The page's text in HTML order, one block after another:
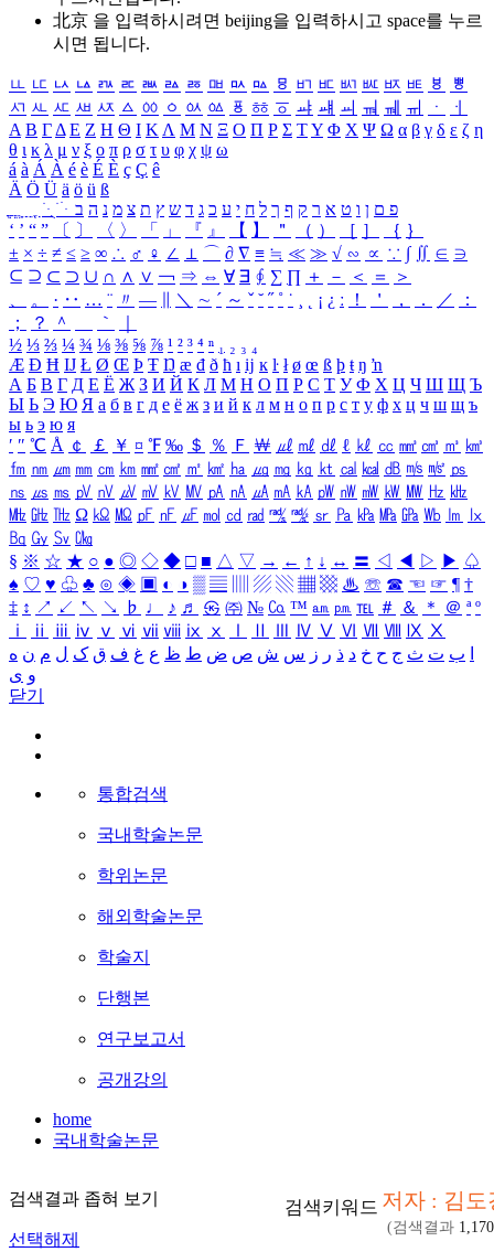
北京 을 입력하시려면 beijing을 입력하시고 space를 누르
시면 됩니다.
ㅥ ㅦ ㅧ ㅨ ㅩ ㅪ ㅫ ㅬ ㅭ ㅮ ㅯ ㅰ ㅱ ㅲ ㅳ ㅴ ㅵ ㅶ ㅷ ㅸ
ㅹ
ㅺ ㅻ ㅼ ㅽ ㅾ ㅿ ㆀ ㆁ ㆂ ㆃ ㆄ ㆅ ㆆ ㆇ ㆈ ㆉ ㆊ ㆋ ㆌ ㆍ
ㆎ
Α Β ΓΔ Ε Ζ Η Θ Ι ΚΛ Μ Ν Ξ Ο Π Ρ Σ ΤΥ Φ Χ Ψ Ω α β γ δ ε ζ η
θ ι κ λ μ ν ξ ο π ρ σ τ υ φ χ ψ ω
á à Á À é è É È ç Ç ê
Ä Ö Ü ä ö ü ß
ִֶֹ ֻּ ׁׂ פ ם ן ו ט א ר ק ף ך ל ח י ע כ ג ד ש ץ ת צ מ נ ה ב
‘ ’ “ ” 〔 〕 〈 〉 「 」 『 』 【 】 ＂ （ ） ［ ］ ｛ ｝
± × ÷ ≠ ≤ ≥ ∞ ∴ ♂ ♀ ∠ ⊥ ⌒ ∂ ∇ ≡ ≒ ≪ ≫ √ ∽ ∝ ∵ ∫ ∬ ∈ ∋
⊆ ⊇ ⊂ ⊃ ∪ ∩ ∧ ∨ ￢ ⇒ ⇔ ∀ ∃ ∮ ∑ ∏ ＋ － ＜ ＝
＞
、
。 · ‥ … ¨ 〃 ― ＼ ∼ ´ ～ ˇ ˘ ˝ ˚ ˙ ¸ ¡ ¿ ː ！ ＇ ， ． ／
：
；
？ ＾ ｀
½ ⅓ ⅔ ¼ ¾ ⅛ ⅜ ⅝ ⅞ ¹ ² ³ ⁴ ⁿ ₁ ₂ ₃ ₄
Æ Ð Ħ Ĳ Ł Ø Œ Þ Ŧ Ŋ æ đ ð ħ ı ĳ ĸ ŀ ł ø œ ß þ ŧ ŋ ŉ
А Б В Г Д Е Ё Ж З И Й К Л М Н О П Р С Т У Ф Х Ц Ч Ш Щ Ъ
Ы Ь Э Ю Я а б в г д е ё ж з и й к л м н о п р с т у ф х ц ч ш щ ъ
ы ь э ю я
′ ″ ℃ Å ￠ ￡ ￥ ¤ ℉ ‰ ＄ ％ Ｆ ￦ ㎕ ㎖ ㎗ ℓ ㎘ ㏄ ㎣ ㎤ ㎥ ㎦
㎙ ㎚ ㎛ ㎜ ㎝ ㎞ ㎟ ㎠ ㎡ ㎢ ㏊ ㎍ ㎎ ㎏ ㏏ ㎈ ㎉ ㏈ ㎧ ㎨ ㎰
㎱ ㎲ ㎳ ㎴ ㎵ ㎶ ㎷ ㎸ ㎹ ㎀ ㎁ ㎂ ㎃ ㎄ ㎺ ㎻ ㎽ ㎾ ㎿ ㎐ ㎑
㎒ ㎓ ㎔ Ω ㏀ ㏁ ㎊ ㎋ ㎌ ㏖ ㏅ ㎭ ㎮ ㎯ ㏛ ㎩ ㎪ ㎫ ㎬ ㏝ ㏐
㏓
㏃ ㏉ ㏜ ㏆
§ ※ ☆ ★ ○ ● ◎ ◇ ◆ □ ■ △ ▽ → ← ↑ ↓ ↔ 〓 ◁ ◀ ▷ ▶ ♤
♠ ♡ ♥ ♧ ♣ ⊙ ◈ ▣ ◐ ◑ ▒ ▤ ▨ ▧ ▦ ▩ ♨ ☏ ☎ ☜ ☞ ¶ †
‡ ↕ ↗ ↙ ↖ ↘ ♭ ♩ ♪ ♬ ㉿ ㈜ № ㏇ ™ ㏂ ㏘ ℡ ＃ ＆ ＊ ＠ ª º
ⅰ
ⅱ ⅲ ⅳ ⅴ ⅵ ⅶ ⅷ ⅸ ⅹ Ⅳ Ⅴ Ⅵ Ⅶ Ⅷ Ⅸ Ⅹ
ب ت ث ج ح خ د ذ ر ز س ش ص ض ط ظ ع غ ف ق ک ل م ن ه
و ی
닫기
통합검색
국내학술논문
학위논문
해외학술논문
학술지
단행본
연구보고서
공개강의
home
국내학술논문
검색결과 좁혀 보기
선택해제
검색키워드 저자 : 김도
(검색결과 1,170